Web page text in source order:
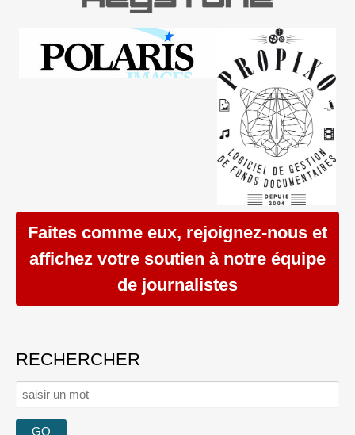
Faites comme eux, rejoignez-nous et
affichez votre soutien à notre équipe
de journalistes
RECHERCHER
Rechercher :